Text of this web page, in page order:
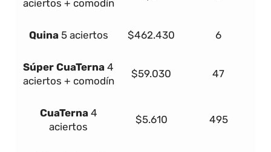
aciertos + comodín
Quina 5 aciertos $462.430 6
Súper CuaTerna 4
aciertos + comodín
$59.030 47
CuaTerna 4
aciertos
$5.610 495